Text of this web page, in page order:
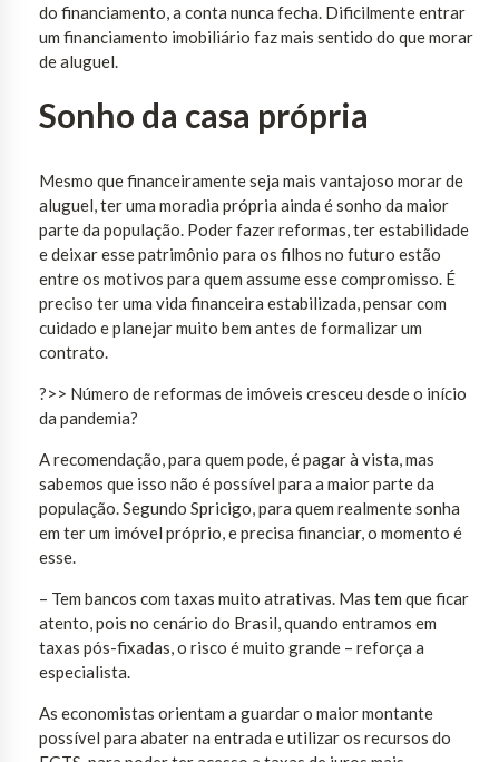
do financiamento, a conta nunca fecha. Dificilmente entrar
um financiamento imobiliário faz mais sentido do que morar
de aluguel.
Sonho da casa própria
Mesmo que financeiramente seja mais vantajoso morar de
aluguel, ter uma moradia própria ainda é sonho da maior
parte da população. Poder fazer reformas, ter estabilidade
e deixar esse patrimônio para os filhos no futuro estão
entre os motivos para quem assume esse compromisso. É
preciso ter uma vida financeira estabilizada, pensar com
cuidado e planejar muito bem antes de formalizar um
contrato.
?>> Número de reformas de imóveis cresceu desde o início
da pandemia?
A recomendação, para quem pode, é pagar à vista, mas
sabemos que isso não é possível para a maior parte da
população. Segundo Spricigo, para quem realmente sonha
em ter um imóvel próprio, e precisa financiar, o momento é
esse.
– Tem bancos com taxas muito atrativas. Mas tem que ficar
atento, pois no cenário do Brasil, quando entramos em
taxas pós-fixadas, o risco é muito grande – reforça a
especialista.
As economistas orientam a guardar o maior montante
possível para abater na entrada e utilizar os recursos do